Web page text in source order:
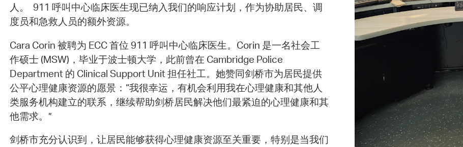
人。 911 呼叫中心临床医生现已纳入我们的响应计划，作为协助居民、调
度员和急救人员的额外资源。
Cara Corin 被聘为 ECC 首位 911 呼叫中心临床医生。Corin 是一名社会工
作硕士 (MSW)，毕业于波士顿大学，此前曾在 Cambridge Police
Department 的 Clinical Support Unit 担任社工。她赞同剑桥市为居民提供
公平心理健康资源的愿景：“我很幸运，有机会利用我在心理健康和其他人
类服务机构建立的联系，继续帮助剑桥居民解决他们最紧迫的心理健康和其
他需求。”
剑桥市充分认识到，让居民能够获得心理健康资源至关重要，特别是当我们